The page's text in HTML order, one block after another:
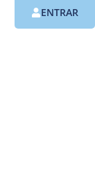
ENTRAR